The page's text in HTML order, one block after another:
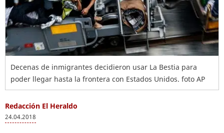
Decenas de inmigrantes decidieron usar La Bestia para
poder llegar hasta la frontera con Estados Unidos. foto AP
Redacción El Heraldo
24.04.2018